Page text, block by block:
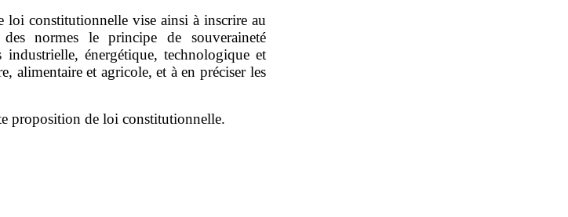
loi constitutionnelle vise ainsi à inscrire au
normes le principe de souveraineté
industrielle, énergétique, technologique et
alimentaire et agricole, et à en préciser les
proposition de loi constitutionnelle.